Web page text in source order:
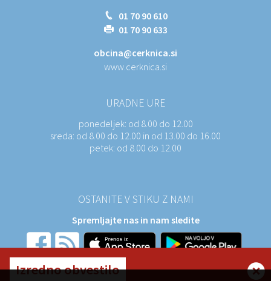
Izredno obvestilo
01 70 90 610
01 70 90 633
obcina@cerknica.si
www.cerknica.si
URADNE URE
ponedeljek: od 8.00 do 12.00
sreda: od 8.00 do 12.00 in od 13.00 do 16.00
petek: od 8.00 do 12.00
OSTANITE V STIKU Z NAMI
Spremljajte nas in nam sledite